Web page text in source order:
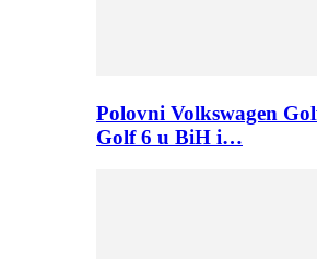
Polovni Volkswagen
Golf 6 u BiH i…